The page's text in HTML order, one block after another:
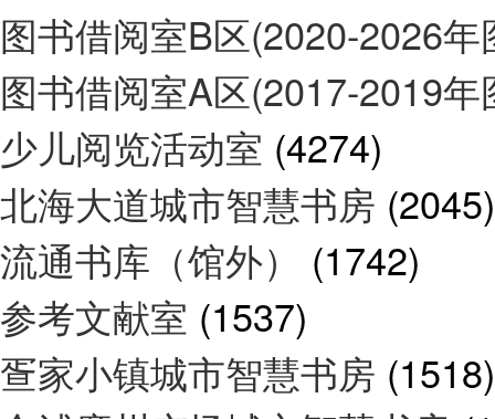
图书借阅室B区(2020-2026
图书借阅室A区(2017-2019
少儿阅览活动室 (4274)
北海大道城市智慧书房 (2045)
流通书库（馆外） (1742)
参考文献室 (1537)
疍家小镇城市智慧书房 (1518)